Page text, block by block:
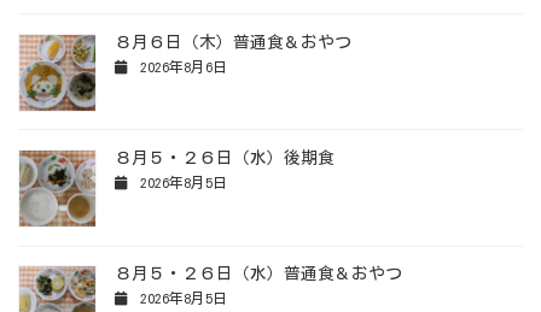
８月６日（木）普通食＆おやつ
2026年8月6日
８月５・２６日（水）後期食
2026年8月5日
８月５・２６日（水）普通食＆おやつ
2026年8月5日